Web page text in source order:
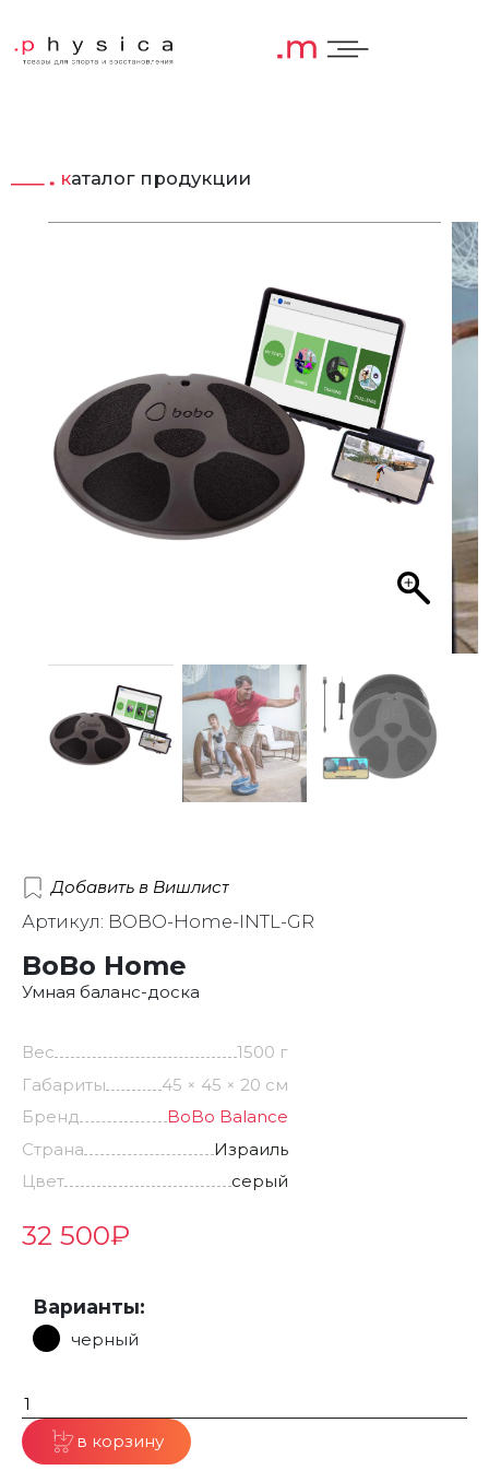
каталог продукции
Добавить в Вишлист
Артикул: BOBO-Home-INTL-GR
BoBo Home
Умная баланс-доска
Вес
1500 г
Габариты
45 × 45 × 20 см
Бренд
BoBo Balance
Страна
Израиль
Цвет
серый
32 500₽
Варианты:
черный
в корзину